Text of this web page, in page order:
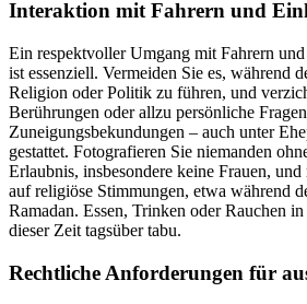
Interaktion mit Fahrern und
Ein respektvoller Umgang mit Fahrern
ist essenziell. Vermeiden Sie es, während
Religion oder Politik zu führen, und
Berührungen oder allzu persönliche
Zuneigungsbekundungen – auch unter
gestattet. Fotografieren Sie niemanden
Erlaubnis, insbesondere keine Frauen,
auf religiöse Stimmungen, etwa während
Ramadan. Essen, Trinken oder Rauchen
dieser Zeit tagsüber tabu.
Rechtliche Anforderungen für